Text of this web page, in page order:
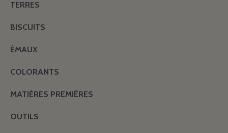
TERRES
BISCUITS
ÉMAUX
COLORANTS
MATIÈRES PREMIÈRES
OUTILS